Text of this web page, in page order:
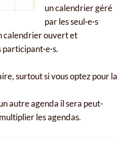
un calendrier géré
par les seul·e·s
calendrier ouvert et
surtout si vous optez pour la
autre agenda il sera peut-
les agendas.